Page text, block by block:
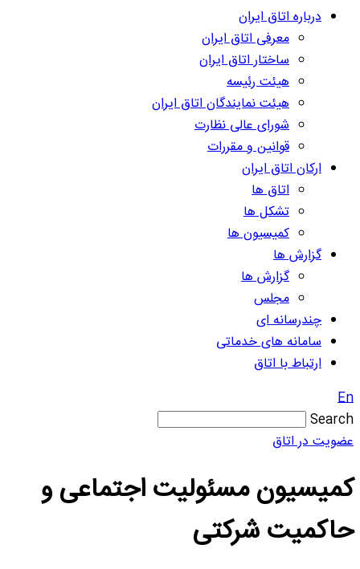
درباره اتاق ایران
معرفی اتاق ایران
ساختار اتاق ایران
هیئت رئیسه
هیئت نمایندگان اتاق ایران
شورای عالی نظارت
قوانین و مقررات
ارکان اتاق ایران
اتاق ها
تشکل ها
کمیسیون ها
گزارش ها
گزارش ها
مجلس
چندرسانه ای
سامانه های خدماتی
ارتباط با اتاق
En
Search
عضویت در اتاق
کمیسیون مسئولیت اجتماعی و
حاکمیت شرکتی